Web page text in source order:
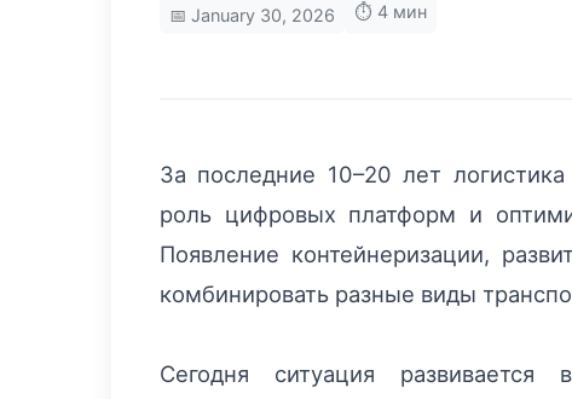
📅 January 30, 2026 ⏱️ 4 мин
За последние 10–20 лет
роль цифровых платформ и
Появление контейнеризации,
комбинировать разные виды
Сегодня ситуация